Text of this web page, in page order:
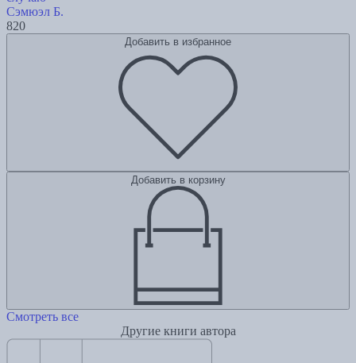
Сэмюэл Б.
820
Добавить в избранное
Добавить в корзину
Смотреть все
Другие книги автора